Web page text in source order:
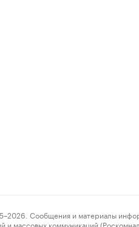
Сообщения и материалы
массовых коммуникаций